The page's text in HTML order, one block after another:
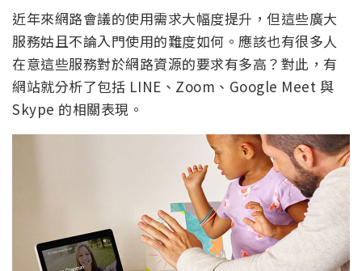
近年來網路會議的使用需求大幅度提升，但這些廣大
服務姑且不論入門使用的難度如何。應該也有很多人
在意這些服務對於網路資源的要求有多高？對此，有
網站就分析了包括 LINE、Zoom、Google Meet 與
Skype 的相關表現。